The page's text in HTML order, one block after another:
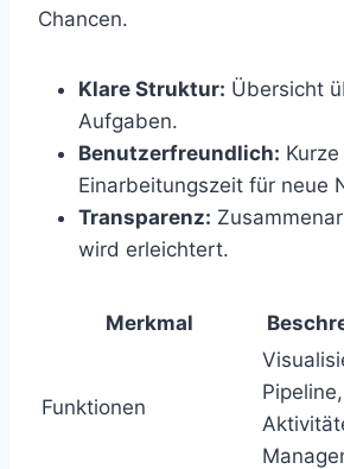
Chancen.
Klare Struktur: Übersicht
Aufgaben.
Benutzerfreundlich: Kurze
Einarbeitungszeit für neue
Transparenz:
wird erleichtert.
Merkmal
Funktionen
Pipeline,